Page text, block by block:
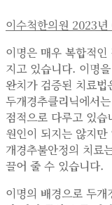
이수척한의원 2023년
이명은 매우 복합적
지고 있습니다. 이명
완치가 검증된 치료법
두개경추클리닉에서
점적으로 다루고 있
원인이 되지는 않지
개경추불안정의 치료
끌어 줄 수 있습니다.
이명의 배경으로 두